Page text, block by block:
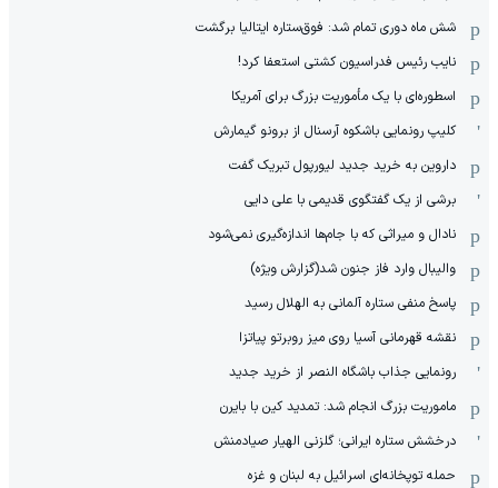
شش ماه دوری تمام شد: فوق‌ستاره ایتالیا برگشت
نایب رئیس فدراسیون کشتی استعفا کرد!
اسطوره‌ای با یک مأموریت بزرگ برای آمریکا
کلیپ رونمایی باشکوه آرسنال از برونو گیمارش
داروین به خرید جدید لیورپول تبریک گفت
برشی از یک گفتگوی قدیمی با علی دایی
نادال و میراثی که با جام‌ها اندازه‌گیری نمی‌شود
والیبال وارد فاز جنون شد(گزارش ویژه)
پاسخ منفی ستاره آلمانی به الهلال رسید
نقشه قهرمانی آسیا روی میز روبرتو پیاتزا
رونمایی جذاب باشگاه النصر از خرید جدید
ماموریت بزرگ انجام شد: تمدید کین با بایرن
درخشش ستاره ایرانی؛ گلزنی الهیار صیادمنش
حمله توپخانه‌ای اسرائیل به لبنان و غزه